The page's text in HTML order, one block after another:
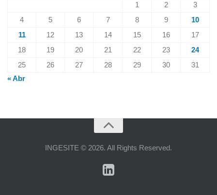
1
2
3
4
5 6 7 8 9
10
11
12 13 14 15 16
17
18
19 20 21 22 23
24
25
26 27 28 29 30
31
« Abr
INGESITE © 2026. All Rights Reserved.